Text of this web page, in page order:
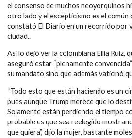
el consenso de muchos neoyorquinos
otro lado y el escepticismo es el común
constató El Diario en un recorrido por
ciudad..
Así lo dejó ver la colombiana Ellia Ruiz,
aseguró estar “plenamente
su mandato sino que además vaticinó
“Todo esto que están haciendo es un
pues aunque Trump merece que lo
Solamente están perdiendo el tiempo
probable es que sea reelegido
que quiera”, dijo la mujer, bastante